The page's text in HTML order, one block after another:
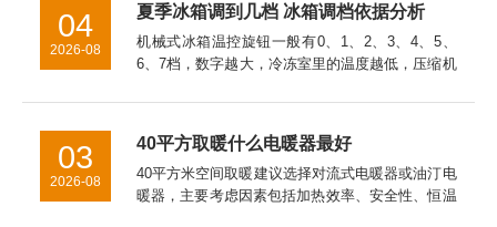
夏季冰箱调到几档 冰箱调档依据分析
机械式冰箱温控旋钮一般有0、1、2、3、4、5、
6、7档，数字越大，冷冻室里的温度越低，压缩机
季节温度变化来调节，一般春秋天我们可以调在3
档上，具体要看你的...
04
2026-08
40平方取暖什么电暖器最好
40平方米空间取暖建议选择对流式电暖器或油汀电
暖器，主要考虑因素包括加热效率、安全性、恒温
03
2026-08